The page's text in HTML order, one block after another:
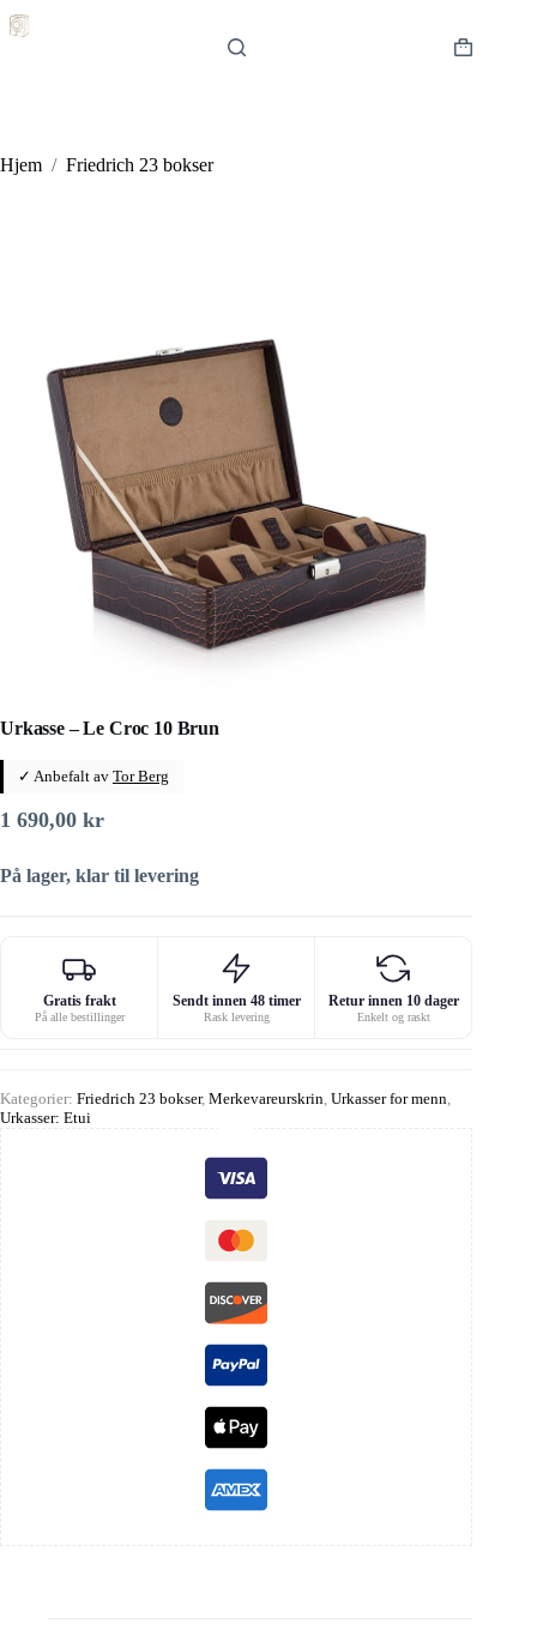
til
Hjem / Friedrich 23 bokser
Urkasse – Le Croc 10 Brun
✓ Anbefalt av Tor Berg
1 690,00 kr
På lager, klar til levering
Gratis frakt
På alle bestillinger
Sendt innen 48 timer
Rask levering
Retur innen 10 dager
Enkelt og raskt
Kategorier: Friedrich 23 bokser, Merkevareurskrin Urkasser for menn
Urkasser: Etui